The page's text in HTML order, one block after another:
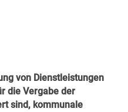
von Dienstleistungen
die Vergabe der
sind, kommunale